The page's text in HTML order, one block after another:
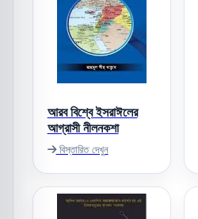
আরব বিশ্বে ইসরাঈলের
আগ্রাসী নীলনকশা
বিস্তারিত দেখুন